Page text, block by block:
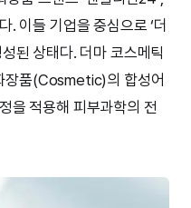
. 이들 기업을 중심으로 ‘더
된 상태다. 더마 코스메틱
품(Cosmetic)의 합성어
을 적용해 피부과학의 전